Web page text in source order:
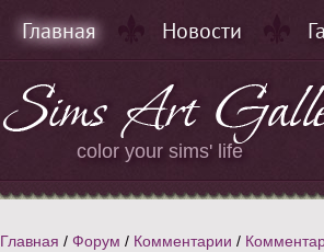
Главная Новости
color your sims' life
Главная / Форум / Комментарии /